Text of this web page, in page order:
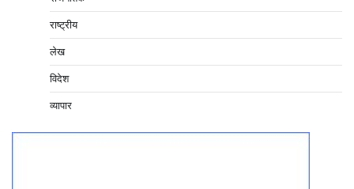
राष्ट्रीय
लेख
विदेश
व्यापार